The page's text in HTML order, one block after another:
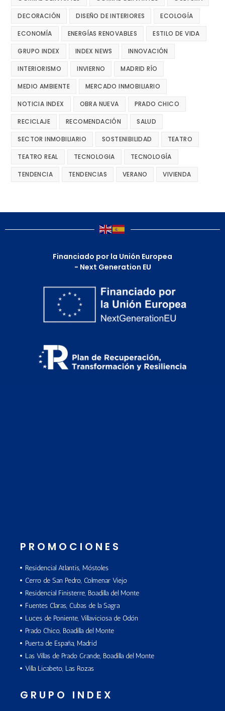
DECORACIÓN DISEÑO DE INTERIORES ECOLOGÍA
ECONOMÍA ENERGÍAS RENOVABLES ESTILO DE VIDA
GRUPO INDEX INDEX NEWS INNOVACIÓN
INTERIORISMO INVIERNO MADRID RÍO
MEDIO AMBIENTE MERCADO INMOBILIARIO
NOTICIA INDEX OBRA NUEVA PRADO CHICO
RECICLAJE RECOMENDACIÓN SALUD
SECTOR INMOBILIARIO SOSTENIBILIDAD TEATRO
TEATRO REAL TECNOLOGIA TECNOLOGÍA
TENDENCIA TENDENCIAS VERANO VIVIENDA
Financiado por la Unión Europea
- Next Generation EU
PROMOCIONES
Residencial Atlantis, Móstoles
Cerro de San Pedro, Colmenar Viejo
Residencial Finisterre, Boadilla del Monte
Fuentes Claras, Cubas de la Sagra
Luces de Poniente, Villaviciosa de Odón
Prado Chico, Boadilla del Monte
Puerta de España, Madrid
Las Villas de Prado Grande, Boadilla del Monte
Villa Licabeto, Las Rozas
GRUPO INDEX